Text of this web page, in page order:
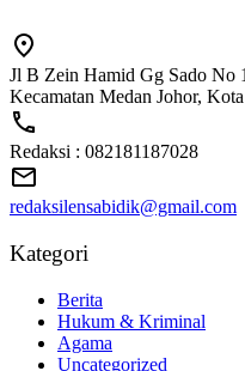
Jl B Zein Hamid Gg Sado No
Kecamatan Medan Johor,
Redaksi : 082181187028
redaksilensabidik@gmail.com
Kategori
Berita
Hukum & Kriminal
Agama
Uncategorized